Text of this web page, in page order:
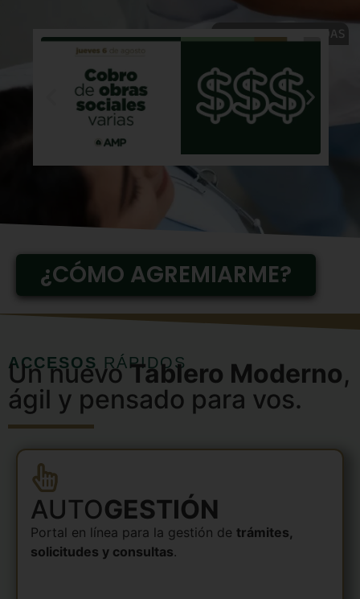
NOTICIAS DESTACADAS
¿CÓMO AGREMIARME?
ACCESOS RÁPIDOS
Un nuevoTablero Moderno,
ágil y pensado para vos.
AUTOGESTIÓN
Portal en línea para la gestión de trámites,
solicitudes y consultas.